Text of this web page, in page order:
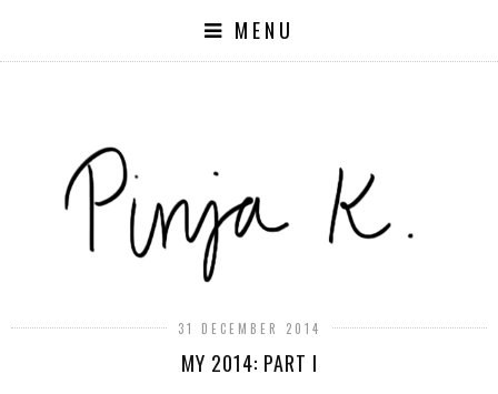
MENU
31 DECEMBER 2014
MY 2014: PART I